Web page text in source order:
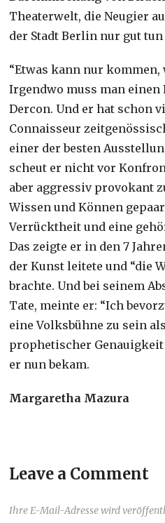
Theaterwelt, die Neugier
der Stadt Berlin nur gut
“Etwas kann nur kommen,
Irgendwo muss man einen
Dercon. Und er hat schon
Connaisseur
einer der besten
scheut er nicht vor
aber aggressiv provokant
Wissen und Können
Verrücktheit und eine
Das zeigte er in den 7
der Kunst leitete und “die
brachte. Und bei seinem
Tate, meinte er: “Ich
eine Volksbühne zu sein
prophetischer
er nun bekam.
Margaretha Mazura
Leave a Comment
Ihre E-Mail-Adresse wird